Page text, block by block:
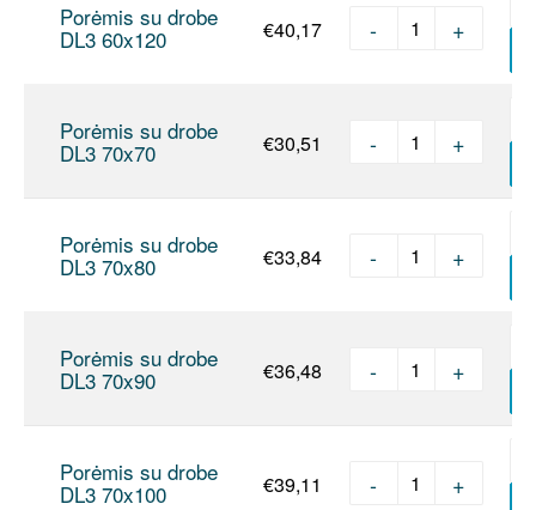
Porėmis su drobe
DL3 60x120 €40,17 produkto
- +
Porėmis su drobe
DL3 70x70 €30,51 produkto
- +
Porėmis su drobe
DL3 70x80 €33,84 produkto
- +
Porėmis su drobe
DL3 70x90 €36,48 produkto
- +
Porėmis su drobe
DL3 70x100 €39,11 produkto
- +